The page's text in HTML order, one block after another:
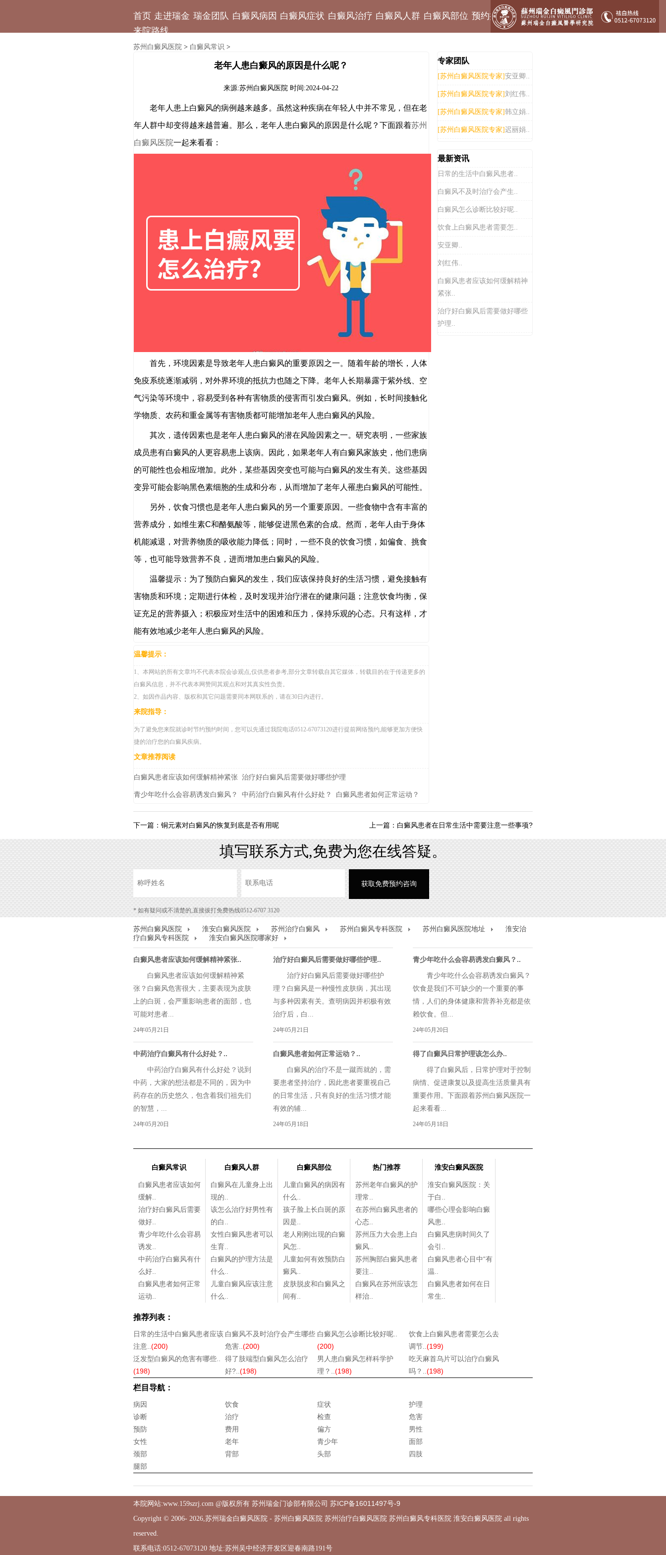
首页 走进瑞金 瑞金团队 白癜风病因 白癜风症状 白癜风治疗 白癜风人群 白癜风部位 预约挂号
来院路线
苏州白癜风医院> 白癜风常识 >
老年人患白癜风的原因是什么呢？
来源:苏州白癜风医院 时间:2024-04-22
老年人患上白癜风的病例越来越多。虽然这种疾病在年轻人中并不常见，但在老
年人群中却变得越来越普遍。那么，老年人患白癜风的原因是什么呢？下面跟着苏州
白癜风医院一起来看看：
首先，环境因素是导致老年人患白癜风的重要原因之一。随着年龄的增长，人体
免疫系统逐渐减弱，对外界环境的抵抗力也随之下降。老年人长期暴露于紫外线、空
气污染等环境中，容易受到各种有害物质的侵害而引发白癜风。例如，长时间接触化
学物质、农药和重金属等有害物质都可能增加老年人患白癜风的风险。
其次，遗传因素也是老年人患白癜风的潜在风险因素之一。研究表明，一些家族
成员患有白癜风的人更容易患上该病。因此，如果老年人有白癜风家族史，他们患病
的可能性也会相应增加。此外，某些基因突变也可能与白癜风的发生有关。这些基因
变异可能会影响黑色素细胞的生成和分布，从而增加了老年人罹患白癜风的可能性。
另外，饮食习惯也是老年人患白癜风的另一个重要原因。一些食物中含有丰富的
营养成分，如维生素C和酪氨酸等，能够促进黑色素的合成。然而，老年人由于身体
机能减退，对营养物质的吸收能力降低；同时，一些不良的饮食习惯，如偏食、挑食
等，也可能导致营养不良，进而增加患白癜风的风险。
温馨提示：为了预防白癜风的发生，我们应该保持良好的生活习惯，避免接触有
害物质和环境；定期进行体检，及时发现并治疗潜在的健康问题；注意饮食均衡，保
证充足的营养摄入；积极应对生活中的困难和压力，保持乐观的心态。只有这样，才
能有效地减少老年人患白癜风的风险。
温馨提示：
1、本网站的所有文章均不代表本院会诊观点,仅供患者参考,部分文章转载自其它媒体，转载目的在于传递更多的
白癜风信息，并不代表本网赞同其观点和对其真实性负责。
2、如因作品内容、版权和其它问题需要同本网联系的，请在30日内进行。
来院指导：
为了避免您来院就诊时节约预约时间，您可以先通过我院电话0512-67073120进行提前网络预约,能够更加方便快
捷的治疗您的白癜风疾病。
文章推荐阅读
白癜风患者应该如何缓解精神紧张 治疗好白癜风后需要做好哪些护理
青少年吃什么会容易诱发白癜风？ 中药治疗白癜风有什么好处？ 白癜风患者如何正常运动？
专家团队
[苏州白癜风医院专家]安亚卿..
[苏州白癜风医院专家]刘红伟..
[苏州白癜风医院专家]韩立娟..
[苏州白癜风医院专家]迟丽娟..
最新资讯
日常的生活中白癜风患者..
白癜风不及时治疗会产生..
白癜风怎么诊断比较好呢..
饮食上白癜风患者需要怎..
安亚卿..
刘红伟..
白癜风患者应该如何缓解精神
紧张..
治疗好白癜风后需要做好哪些
护理..
下一篇： 铜元素对白癜风的恢复到底是否有用呢 上一篇： 白癜风患者在日常生活中需要注意一些事项?
填写联系方式,免费为您在线答疑。
* 如有疑问或不清楚的,直接拔打免费热线0512-6707 3120
苏州白癜风医院 淮安白癜风医院 苏州治疗白癜风 苏州白癜风专科医院 苏州白癜风医院地址
淮安治
疗白癜风专科医院
淮安白癜风医院哪家好
白癜风患者应该如何缓解精神紧张..
白癜风患者应该如何缓解精神紧
张？白癜风危害很大，主要表现为皮肤
上的白斑，会严重影响患者的面部，也
可能对患者...
24年05月21日
治疗好白癜风后需要做好哪些护理..
治疗好白癜风后需要做好哪些护
理？白癜风是一种慢性皮肤病，其出现
与多种因素有关。查明病因并积极有效
治疗后，白...
24年05月21日
青少年吃什么会容易诱发白癜风？..
青少年吃什么会容易诱发白癜风？
饮食是我们不可缺少的一个重要的事
情，人们的身体健康和营养补充都是依
赖饮食。但...
24年05月20日
中药治疗白癜风有什么好处？..
中药治疗白癜风有什么好处？说到
中药，大家的想法都是不同的，因为中
药存在的历史悠久，包含着我们祖先们
的智慧，...
24年05月20日
白癜风患者如何正常运动？..
白癜风的治疗不是一蹴而就的，需
要患者坚持治疗，因此患者要重视自己
的日常生活，只有良好的生活习惯才能
有效的辅...
24年05月18日
得了白癜风日常护理该怎么办..
得了白癜风后，日常护理对于控制
病情、促进康复以及提高生活质量具有
重要作用。下面跟着苏州白癜风医院一
起来看看...
24年05月18日
白癜风常识
白癜风患者应该如何
缓解..
治疗好白癜风后需要
做好..
青少年吃什么会容易
诱发..
中药治疗白癜风有什
么好..
白癜风患者如何正常
运动..
白癜风人群
白癜风在儿童身上出
现的..
该怎么治疗好男性有
的白..
女性白癜风患者可以
生育..
白癜风的护理方法是
什么..
儿童白癜风应该注意
什么..
白癜风部位
儿童白癜风的病因有
什么..
孩子脸上长白斑的原
因是..
老人刚刚出现的白癜
风怎..
儿童如何有效预防白
癜风..
皮肤脱皮和白癜风之
间有..
热门推荐
苏州老年白癜风的护
理常..
在苏州白癜风患者的
心态..
苏州压力大会患上白
癜风..
苏州胸部白癜风患者
要注..
白癜风在苏州应该怎
样治..
淮安白癜风医院
淮安白癜风医院：关
于白..
哪些心理会影响白癜
风患..
白癜风患病时间久了
会引..
白癜风患者心目中“有
温..
白癜风患者如何在日
常生..
推荐列表：
日常的生活中白癜风患者应该
注意.. (200)
白癜风不及时治疗会产生哪些
危害..(200)
白癜风怎么诊断比较好呢..
(200)
饮食上白癜风患者需要怎么去
调节..(199)
泛发型白癜风的危害有哪些..
(198)
得了肢端型白癜风怎么治疗
好?..(198)
男人患白癜风怎样科学护
理？.. (198)
吃天麻首乌片可以治疗白癜风
吗？..(198)
栏目导航：
病因 饮食 症状
护理
诊断
治疗 检查
危害
预防
费用 偏方
男性
女性
老年 青少年
面部
颈部
背部 头部
四肢
腿部
本院网站:www.159szrj.com @版权所有 苏州瑞金门诊部有限公司 苏ICP备16011497号-9
Copyright © 2006- 2026,苏州瑞金白癜风医院 - 苏州白癜风医院 苏州治疗白癜风医院 苏州白癜风专科医院 淮安白癜风医院 all rights
reserved.
联系电话:0512-67073120 地址:苏州吴中经济开发区迎春南路191号